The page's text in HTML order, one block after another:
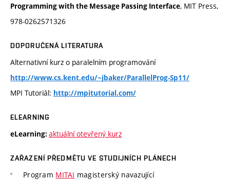
Programming with the Message Passing Interface, MIT Press,
978-0262571326
DOPORUČENÁ LITERATURA
Alternativní kurz o paralelním programování
http://www.cs.kent.edu/~jbaker/ParallelProg-Sp11/
MPI Tutoriál: http://mpitutorial.com/
ELEARNING
eLearning: aktuální otevřený kurz
ZAŘAZENÍ PŘEDMĚTU VE STUDIJNÍCH PLÁNECH
Program MITAI magisterský navazující